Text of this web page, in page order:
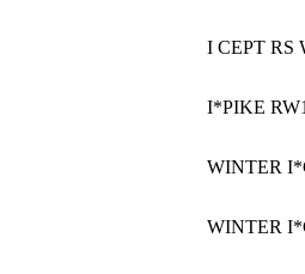
I CEPT RS
I*PIKE
WINTER
WINTER